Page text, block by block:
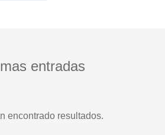
entradas
encontrado resultados.